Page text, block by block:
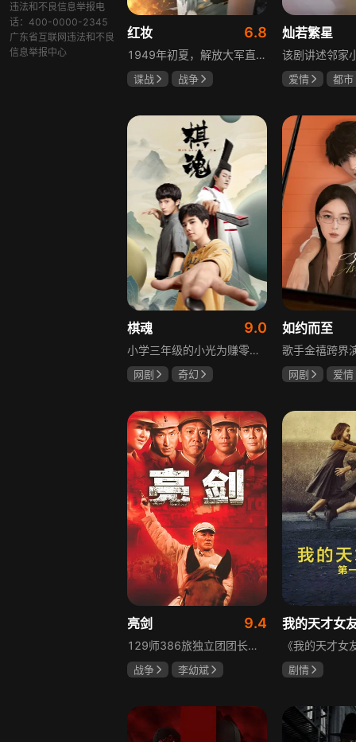
违法和不良信息举报电
话：400-0000-2345
广东省互联网违法和不良
信息举报中心
红妆 6.8
1949年初夏，解放大军直抵上海，国民党国防部保密局的中共地下党员邓家骥奉命撤往台湾，其妻同为地下党的沈荷因临产被留在上海。新中国成立之初，面对敌特的破坏活动，斗争形势严峻，沈荷隐藏真实身份，继续与敌人展开新一轮斗争，在隐秘战线坚守信仰，为新政权的稳定默默奉献。
谍战
战争
灿若繁星
爱情
都市
棋魂 9.0
小学三年级的小光为赚零用钱到爷爷家寻宝，偶然翻出旧棋盘，接触棋盘的一瞬间，附身棋盘中的棋士褚嬴的灵魂进入了小光体内。后来小光在学校围棋会所结识少年天才小亮，为测试褚嬴实力，小光贸然与小亮对弈并小胜，他误以为褚嬴棋力平平，小亮却大受打击。数日后小亮再次挑战，再次惨败在褚嬴手下，二人从此成了相爱相杀的棋坛宿敌。在褚嬴指导下，小光进步神速，逐渐对围棋产生兴趣，最终在全国大赛与小亮激战中，褚嬴下出绝妙一局，小光却看出更高一着，终于在自己努力、褚嬴帮助和与小亮的磨练中，独立对弈，燃起真正的棋魂。
网剧
奇幻
如约而至
网剧
爱情
亮剑 9.4
129师386旅独立团团长李云龙敢想敢干、不按规矩办事，脾气火爆性格直爽，带领独立团展现出敢于拼杀的劲头，接连击败坂田连队、山崎大队、山本部队，名声大噪却因屡次犯规遭贬斥。抗战时期他与国军358团团长楚云飞惺惺相惜，徐蚌会战中一较高下双双重伤，养病期间李云龙与护士田雨相恋，两人及亲人战友历经国家沧桑巨变。
战争
李幼斌
我的天才女
剧情
玛格丽塔·马